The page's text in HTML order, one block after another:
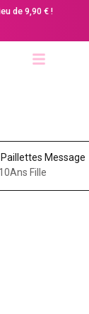
de 9,90 € !
Message​
Fille